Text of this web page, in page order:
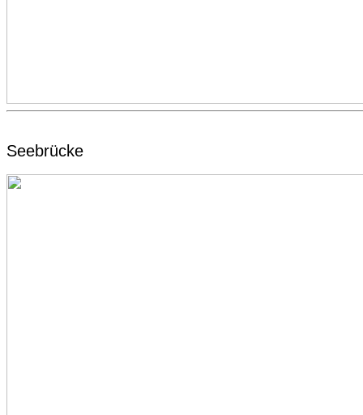
Seebrücke